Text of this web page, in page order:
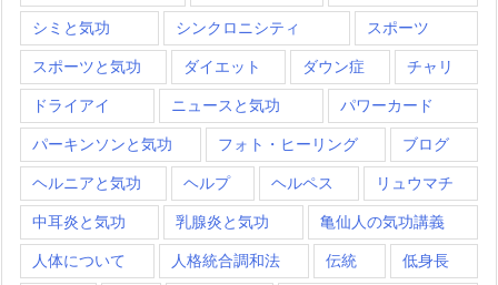
シミと気功 シンクロニシティ スポーツ
スポーツと気功 ダイエット ダウン症 チャリ
ドライアイ ニュースと気功 パワーカード
パーキンソンと気功 フォト・ヒーリング ブログ
ヘルニアと気功 ヘルプ ヘルペス リュウマチ
中耳炎と気功 乳腺炎と気功 亀仙人の気功講義
人体について 人格統合調和法 伝統 低身長